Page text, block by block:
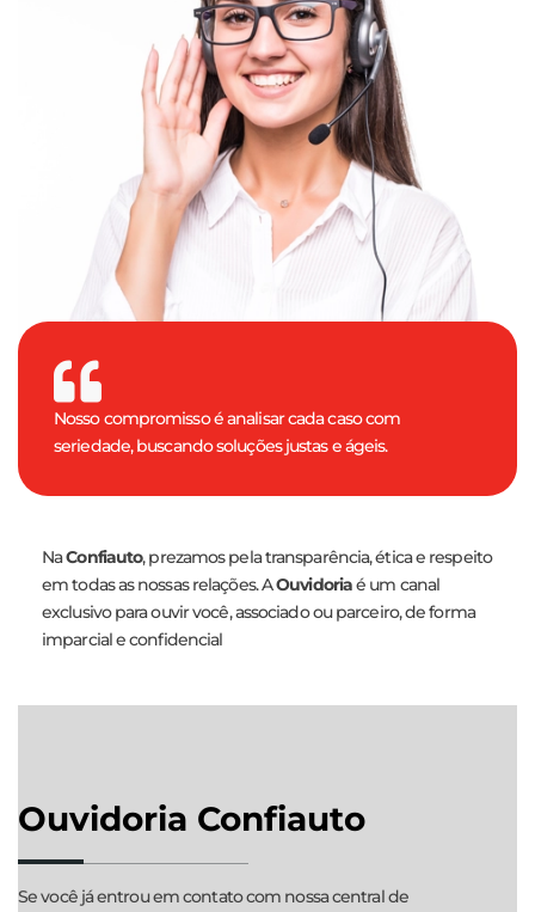
Nosso compromisso é analisar cada caso com
seriedade, buscando soluções justas e ágeis.
NaConfiauto, prezamos pela transparência, ética e respeito
em todas as nossas relações. AOuvidoriaé um canal
exclusivo para ouvir você, associado ou parceiro, de forma
imparcial e confidencial
Ouvidoria Confiauto
Se você já entrou em contato com nossa central de